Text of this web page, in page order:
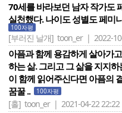
70세를 바라보던 남자 작가도
실천했다. 나이도 성별도 페미
100자평
[부러진 날개] toon_er | 2022-
아픔과 함께 용감하게 살아가
하는 삶. 그리고 그 삶을 지지
이 함께 읽어주신다면 아픔의
꿈꿀 ..
100자평
[홀] toon_er | 2021-04-22 22:22